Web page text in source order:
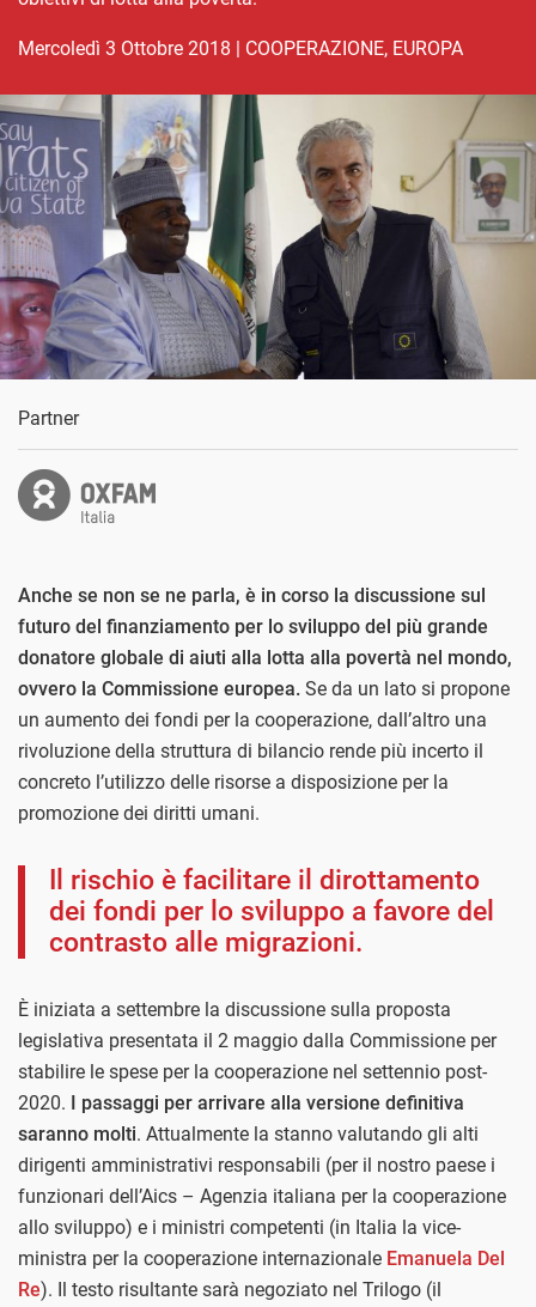
mercoledì 3 Ottobre 2018 | COOPERAZIONE, EUROPA
Partner
Anche se non se ne parla, è in corso la discussione sul
futuro del finanziamento per lo sviluppo del più grande
donatore globale di aiuti alla lotta alla povertà nel mondo,
ovvero la Commissione europea. Se da un lato si propone
un aumento dei fondi per la cooperazione, dall’altro una
rivoluzione della struttura di bilancio rende più incerto il
concreto l’utilizzo delle risorse a disposizione per la
promozione dei diritti umani.
Il rischio è facilitare il dirottamento
dei fondi per lo sviluppo a favore del
contrasto alle migrazioni.
È iniziata a settembre la discussione sulla proposta
legislativa presentata il 2 maggio dalla Commissione per
stabilire le spese per la cooperazione nel settennio post-
2020. I passaggi per arrivare alla versione definitiva
saranno molti. Attualmente la stanno valutando gli alti
dirigenti amministrativi responsabili (per il nostro paese i
funzionari dell’Aics – Agenzia italiana per la cooperazione
allo sviluppo) e i ministri competenti (in Italia la vice-
ministra per la cooperazione internazionale Emanuela Del
Re). Il testo risultante sarà negoziato nel Trilogo (il